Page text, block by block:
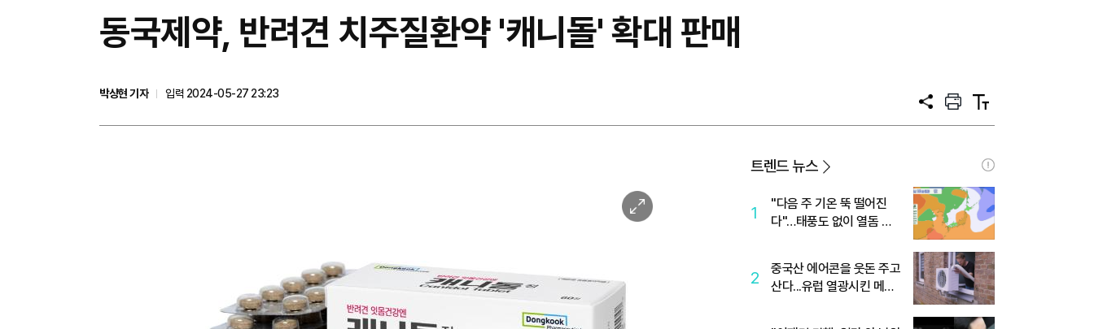
동국제약, 반려견 치주질환약 '캐니돌' 확대 판매
박상현 기자
입력 2024-05-27 23:23
공
프
트
텍
트
이
미
대
트렌드 뉴스
1
"다음 주 기온 뚝 떨어진
다"…태풍도 없이 열돔 박
2
중국산 에어콘을 웃돈 주고
산다...유럽 열광시킨 메이